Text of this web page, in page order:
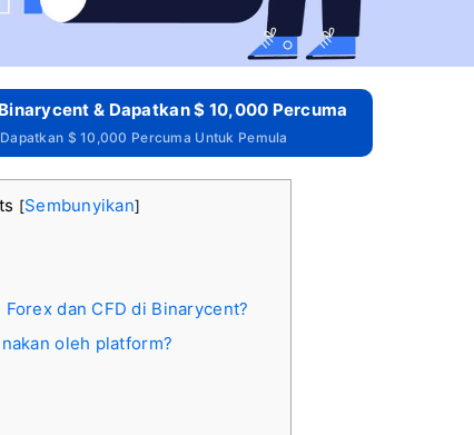
& Dapatkan $ 10,000 Percuma
Dapatkan $ 10,000 Percuma Untuk Pemula
[Sembunyikan]
dan CFD di Binarycent?
oleh platform?